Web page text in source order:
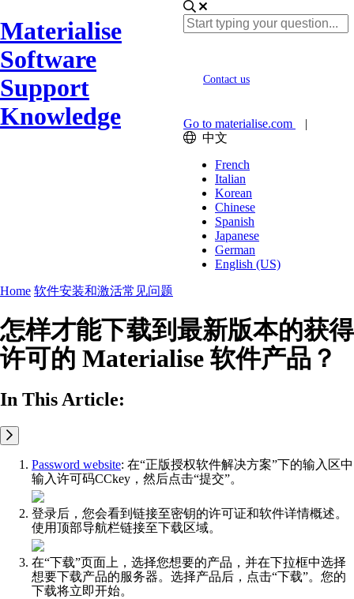
Materialise
Software
Support
Knowledge
Contact us
Go to materialise.com
|
中文
French
Italian
Korean
Chinese
Spanish
Japanese
German
English (US)
Home 软件安装和激活常见问题
怎样才能下载到最新版本的获得
许可的 Materialise 软件产品？
In This Article:
Password website: 在“正版授权软件解决方案”下的输入区中
输入许可码CCkey，然后点击“提交”。
登录后，您会看到链接至密钥的许可证和软件详情概述。
使用顶部导航栏链接至下载区域。
在“下载”页面上，选择您想要的产品，并在下拉框中选择
想要下载产品的服务器。选择产品后，点击“下载”。您的
下载将立即开始。